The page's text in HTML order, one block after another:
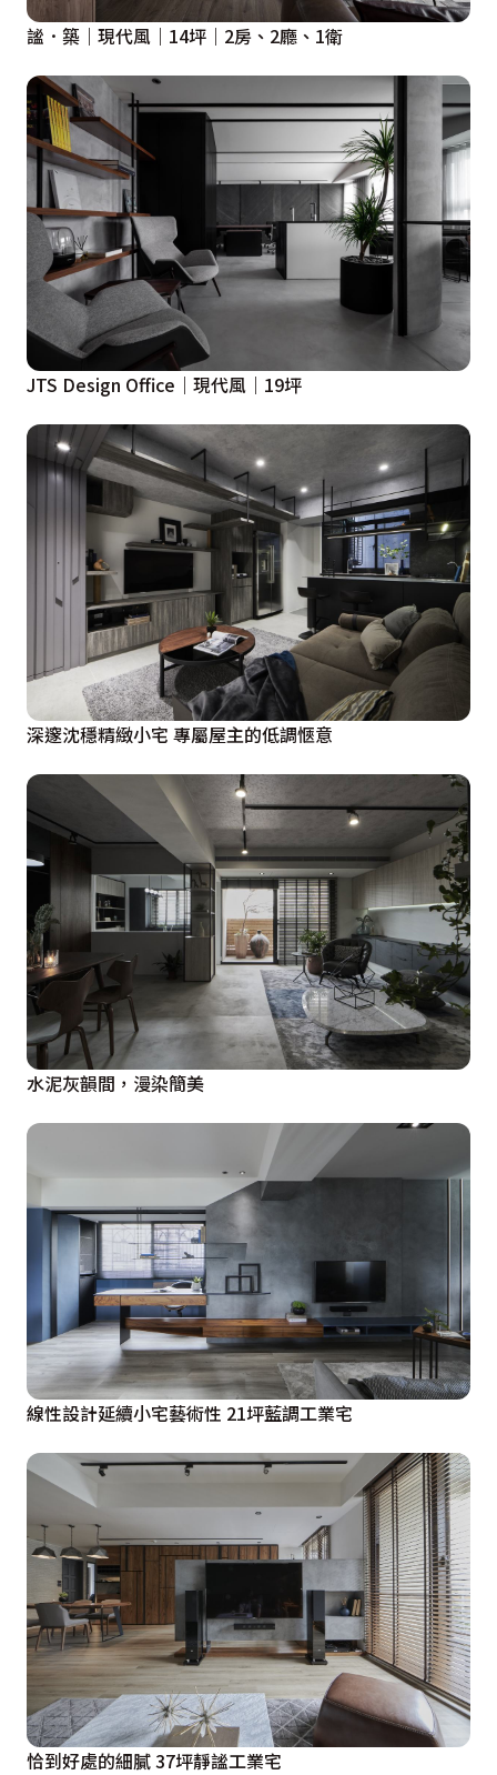
謐．築｜現代風｜14坪｜2房、2廳、1衛
JTS Design Office｜現代風｜19坪
深邃沈穩精緻小宅 專屬屋主的低調愜意
水泥灰韻間，漫染簡美
線性設計延續小宅藝術性 21坪藍調工業宅
恰到好處的細膩 37坪靜謐工業宅